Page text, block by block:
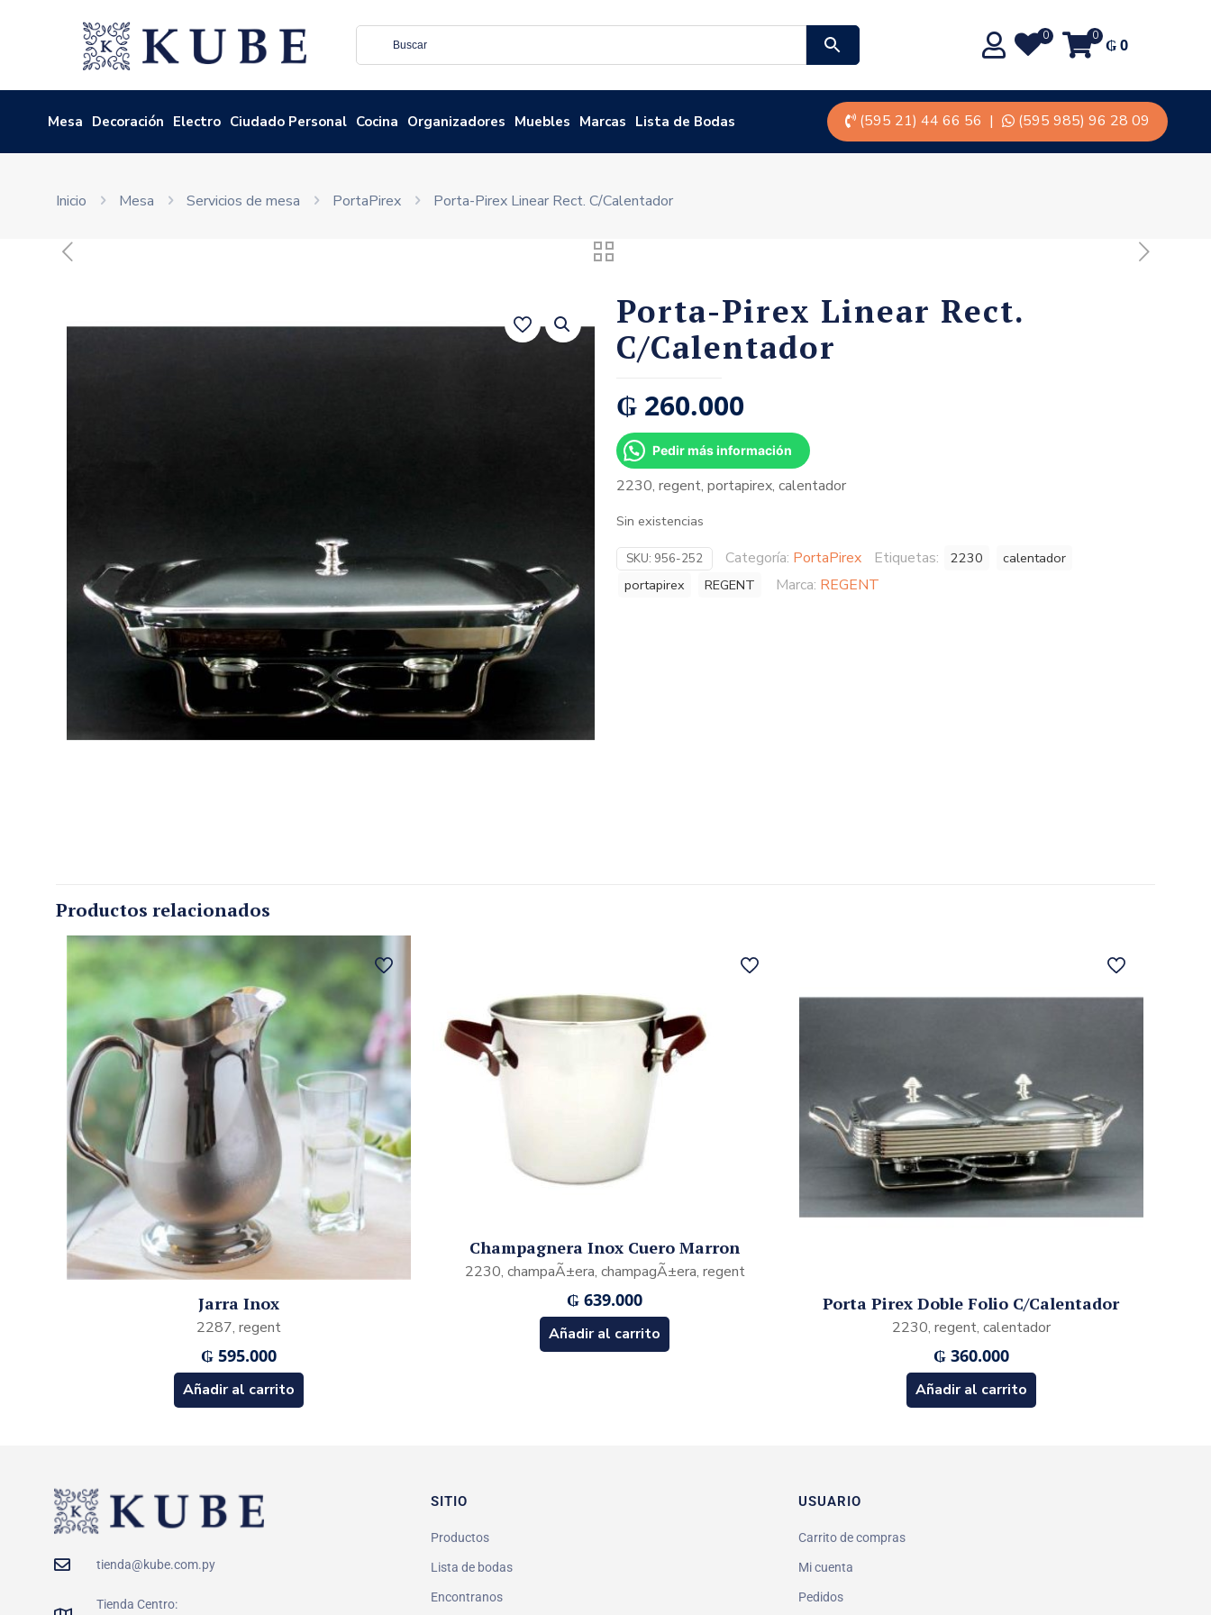
0 0 ₲0
Mesa Decoración Electro Ciudado Personal Cocina Organizadores Muebles Marcas Lista de Bodas (595 21) 44 66 56 | (595 985) 96 28 09
Inicio Mesa Servicios de mesa PortaPirex Porta-Pirex Linear Rect. C/Calentador
Porta-Pirex Linear Rect.
C/Calentador
₲ 260.000
Pedir más información
2230, regent, portapirex, calentador
Sin existencias
SKU: 956-252 Categoría: PortaPirex Etiquetas: 2230
calentador
portapirex
REGENT Marca: REGENT
Productos relacionados
Jarra Inox
2287, regent
₲ 595.000
Añadir al carrito
Champagnera Inox Cuero Marron
2230, champaÃ±era, champagÃ±era, regent
₲ 639.000
Añadir al carrito
Porta Pirex Doble Folio C/Calentador
2230, regent, calentador
₲360.000
Añadir al carrito
tienda@kube.com.py
Tienda Centro:
SITIO
Productos
Lista de bodas
Encontranos
USUARIO
Carrito de compras
Mi cuenta
Pedidos